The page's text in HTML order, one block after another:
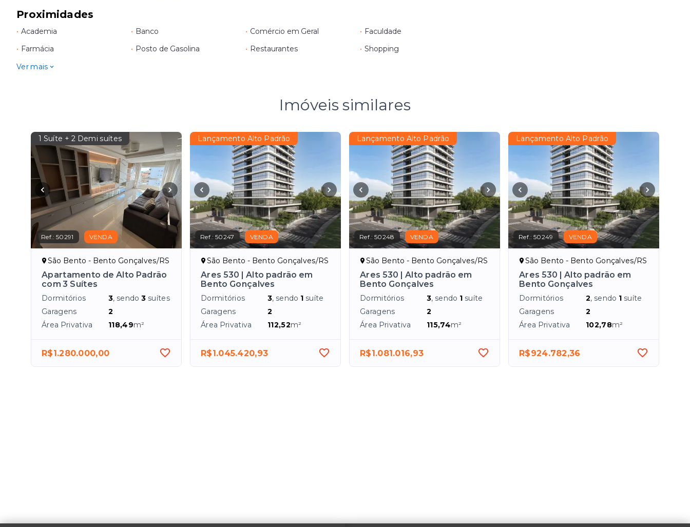
Proximidades
• Academia • Banco • Comércio em Geral • Faculdade
• Farmácia • Posto de Gasolina • Restaurantes • Shopping
Ver mais
Imóveis similares
1 Suíte + 2 Demi suítes
Ref.:50291 VENDA
São Bento - Bento Gonçalves/RS
Apartamento de Alto Padrão
com 3 Suítes
Dormitórios 3, sendo3 suítes
Garagens
2
Área Privativa
118,49m²
R$1.280.000,00
Lançamento Alto Padrão
Ref.:50247 VENDA
São Bento - Bento Gonçalves/RS
Ares 530 | Alto padrão em
Bento Gonçalves
Dormitórios 3, sendo 1 suíte
Garagens
2
Área Privativa
112,52m²
R$1.045.420,93
Lançamento Alto Padrão
Ref.:50248 VENDA
São Bento - Bento Gonçalves/RS
Ares 530 | Alto padrão em
Bento Gonçalves
Dormitórios 3, sendo 1 suíte
Garagens
2
Área Privativa
115,74m²
R$1.081.016,93
Lançamento Alto Padrão
Ref.:50249 VENDA
São Bento - Bento Gonçalves/RS
Ares 530 | Alto padrão em
Bento Gonçalves
Dormitórios 2, sendo 1 suíte
Garagens
2
Área Privativa
102,78m²
R$924.782,36